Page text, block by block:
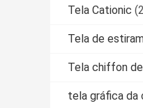
Tela Cationic
Tela de
Tela chiffon
tela gráfica da